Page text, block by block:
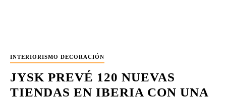
INTERIORISMO DECORACIÓN
JYSK PREVÉ 120 NUEVAS
TIENDAS EN IBERIA CON UNA